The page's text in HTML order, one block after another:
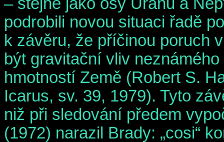
– stejně jako osy Uranu a
podrobili novou situaci řadě
k závěru, že příčinou poruch
být gravitační vliv
hmotností Země (Robert S.
Icarus, sv. 39, 1979). Tyto
niž při sledování předem
(1972) narazil Brady: „cosi“